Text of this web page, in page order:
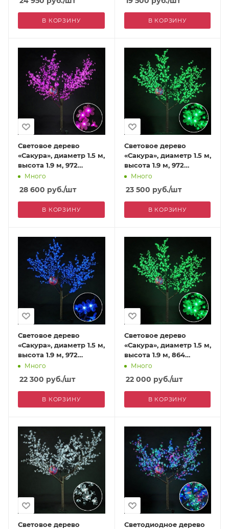
В КОРЗИНУ В КОРЗИНУ
Световое дерево
«Сакура», диаметр 1.5 м,
высота 1.9 м, 972
лепестка, розовое
Много
28 600 руб./шт
В КОРЗИНУ
Световое дерево
«Сакура», диаметр 1.5 м,
высота 1.9 м, 972
лепестка, зеленое
Много
23 500 руб./шт
В КОРЗИНУ
Световое дерево
«Сакура», диаметр 1.5 м,
высота 1.9 м, 972
лепестка, синее
Много
22 300 руб./шт
В КОРЗИНУ
Световое дерево
«Сакура», диаметр 1.5 м,
высота 1.9 м, 864
лепестка, зеленое
Много
22 000 руб./шт
В КОРЗИНУ
Световое дерево
Светодиодное дерево